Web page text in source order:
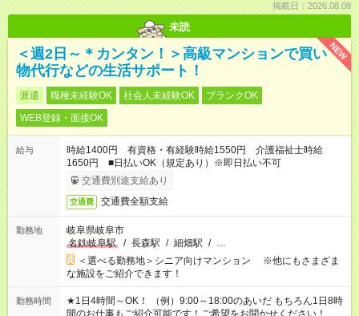
掲載日：2026.08.08
未読
NEW
＜週2日～＊カンタン！＞高級マンションで買い
物代行などの生活サポート！
派遣 職種未経験OK 社会人未経験OK
ブランクOK
WEB登録・面接OK
給与
時給1400円 有資格・有経験時給1550円 介護福祉士時給
1650円 ■日払いOK（規定あり）※即日払い不可
交通費別途支給あり
交通費 交通費全額支給
勤務地
岐阜県岐阜市
名鉄岐阜駅
/ 長森駅 / 細畑駅 / …
＜選べる勤務地＞シニア向けマンション ※他にもさまざま
な施設をご紹介できます！
勤務時間
★1日4時間～OK！ （例）9:00～18:00のあいだ もちろん1日8時
間のお仕事もご紹介可能です！ご希望をお聞かせください！★家